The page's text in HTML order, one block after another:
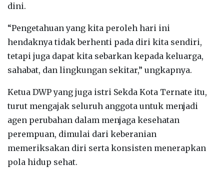
dini.
“Pengetahuan yang kita peroleh hari ini
hendaknya tidak berhenti pada diri kita sendiri,
tetapi juga dapat kita sebarkan kepada keluarga,
sahabat, dan lingkungan sekitar,” ungkapnya.
Ketua DWP yang juga istri Sekda Kota Ternate itu,
turut mengajak seluruh anggota untuk menjadi
agen perubahan dalam menjaga kesehatan
perempuan, dimulai dari keberanian
memeriksakan diri serta konsisten menerapkan
pola hidup sehat.